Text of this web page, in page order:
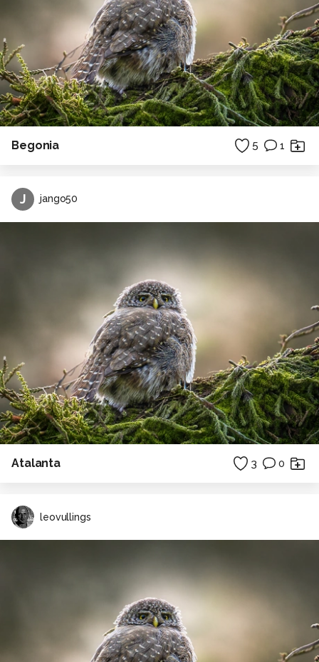
Begonia 5 1
J jango50
Atalanta 3 0
leovullings